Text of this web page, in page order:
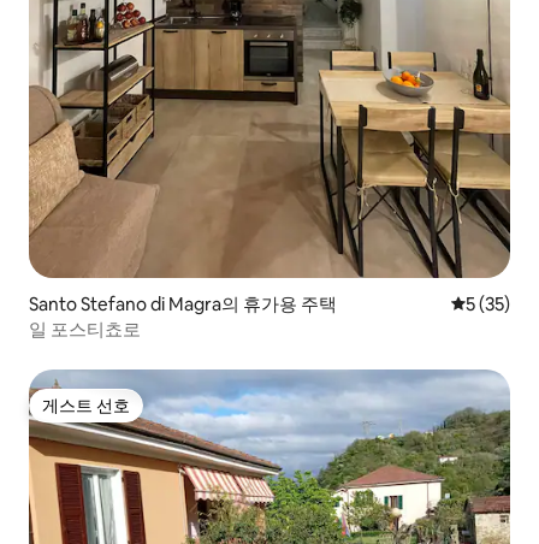
Santo Stefano di Magra의 휴가용 주택 평점 5점
5 (35)
일 포스티쵸로
게스트 선호
게스트 선호